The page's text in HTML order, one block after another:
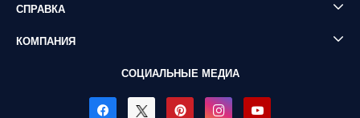
СПРАВКА
КОМПАНИЯ
СОЦИАЛЬНЫЕ МЕДИА